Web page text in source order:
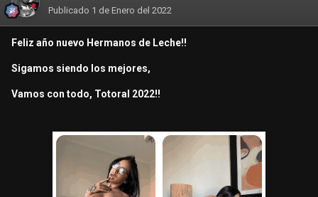
Publicado 1 de Enero del 2022
Feliz año nuevo Hermanos de Leche!!
Sigamos siendo los mejores,
Vamos con todo, Totoral 2022!!